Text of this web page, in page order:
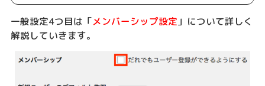
一般設定4つ目は「メンバーシップ設定 」について詳しく
解説していきます。